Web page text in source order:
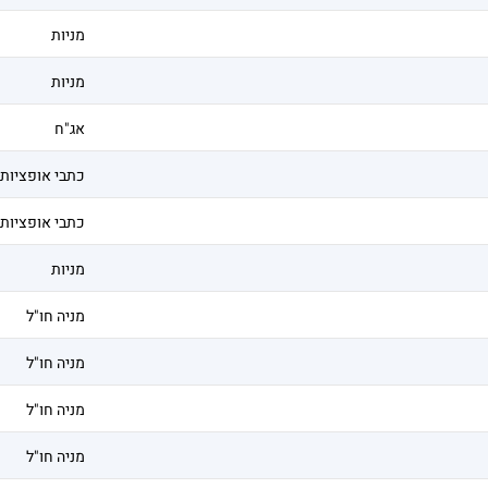
מניות
מניות
אג"ח
כתבי אופציות
כתבי אופציות
מניות
מניה חו"ל
מניה חו"ל
מניה חו"ל
מניה חו"ל